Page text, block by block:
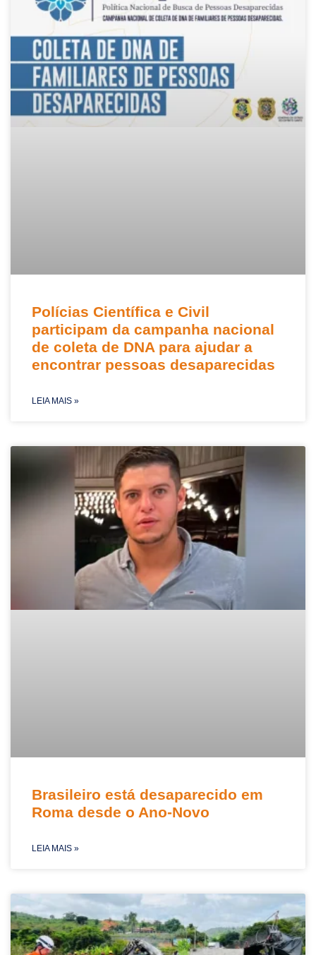
Polícias Científica e Civil
participam da campanha nacional
de coleta de DNA para ajudar a
encontrar pessoas desaparecidas
LEIA MAIS »
Brasileiro está desaparecido em
Roma desde o Ano-Novo
LEIA MAIS »